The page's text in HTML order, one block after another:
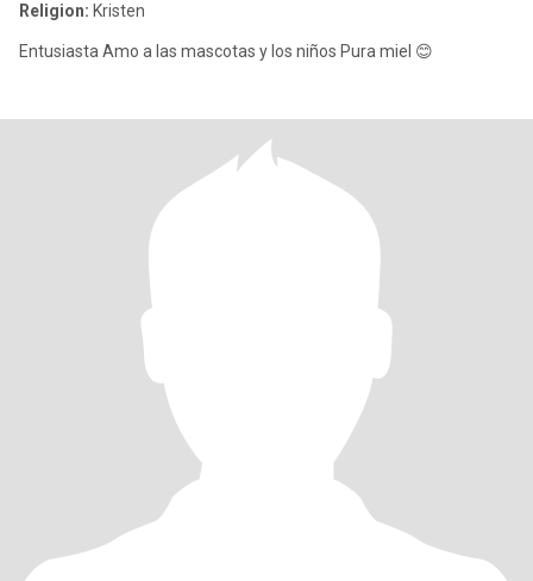
Religion: Kristen
Entusiasta Amo a las mascotas y los niños Pura miel 😊